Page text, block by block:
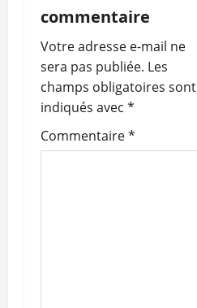
g
a
t
i
o
commentaire
Votre adresse e-mail ne
sera pas publiée. Les
champs obligatoires sont
indiqués avec *
Commentaire*